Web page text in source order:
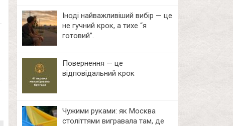
Іноді найважливіший вибір — це
не гучний крок, а тихе “я
готовий”.
Повернення — це
відповідальний крок
Чужими руками: як Москва
століттями вигравала там, де